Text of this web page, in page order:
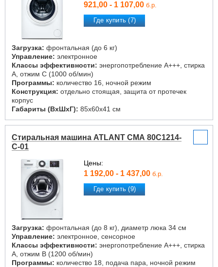
921,00 - 1 107,00 б.р.
Где купить (7)
Загрузка: фронтальная (до 6 кг)
Управление: электронное
Классы эффективности: энергопотребление A+++, стирка
A, отжим C (1000 об/мин)
Программы: количество 16, ночной режим
Конструкция: отдельно стоящая, защита от протечек
корпус
Габариты (ВxШxГ): 85x60x41 см
Стиральная машина ATLANT СМА 80С1214-
С-01
Цены:
1 192,00 - 1 437,00 б.р.
Где купить (9)
Загрузка: фронтальная (до 8 кг), диаметр люка 34 см
Управление: электронное, сенсорное
Классы эффективности: энергопотребление A+++, стирка
A, отжим B (1200 об/мин)
Программы: количество 18, подача пара, ночной режим